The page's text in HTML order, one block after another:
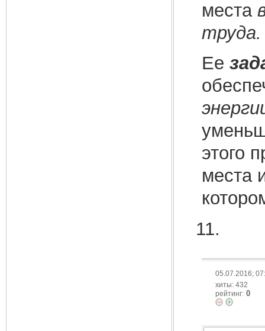
места
труда.
Ее
этого
места
05.07.2016;
хиты: 432
рейтинг: 0